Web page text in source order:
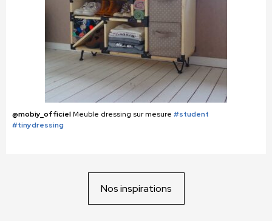
@mobiy_officielMeuble dressing sur mesure #student
#tinydressing
Nos inspirations